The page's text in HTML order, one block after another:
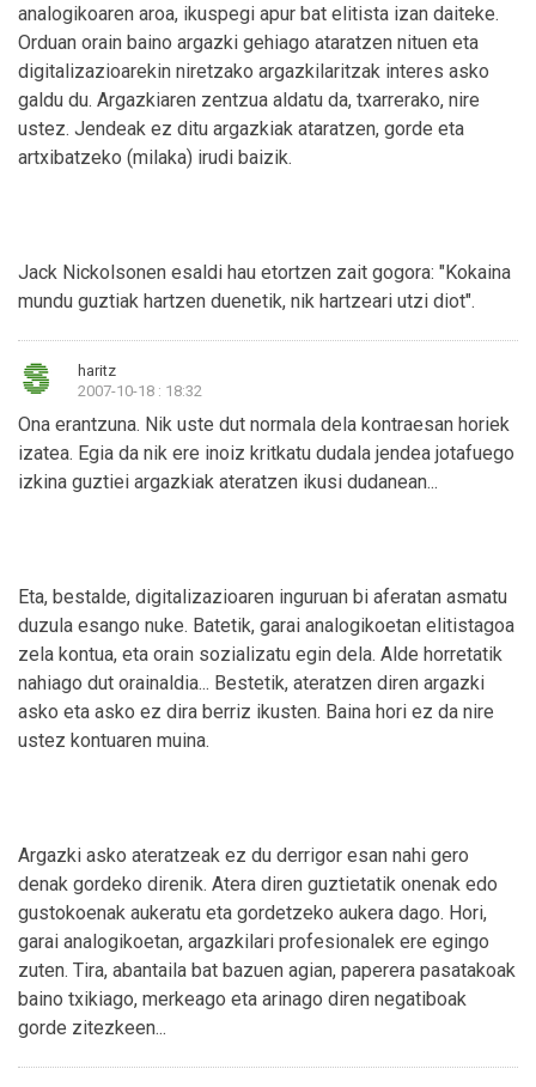
analogikoaren aroa, ikuspegi apur bat elitista izan daiteke.
Orduan orain baino argazki gehiago ataratzen nituen eta
digitalizazioarekin niretzako argazkilaritzak interes asko
galdu du. Argazkiaren zentzua aldatu da, txarrerako, nire
ustez. Jendeak ez ditu argazkiak ataratzen, gorde eta
artxibatzeko (milaka) irudi baizik.
Jack Nickolsonen esaldi hau etortzen zait gogora: "Kokaina
mundu guztiak hartzen duenetik, nik hartzeari utzi diot".
haritz
2007-10-18 : 18:32
Ona erantzuna. Nik uste dut normala dela kontraesan horiek
izatea. Egia da nik ere inoiz kritkatu dudala jendea jotafuego
izkina guztiei argazkiak ateratzen ikusi dudanean...
Eta, bestalde, digitalizazioaren inguruan bi aferatan asmatu
duzula esango nuke. Batetik, garai analogikoetan elitistagoa
zela kontua, eta orain sozializatu egin dela. Alde horretatik
nahiago dut orainaldia... Bestetik, ateratzen diren argazki
asko eta asko ez dira berriz ikusten. Baina hori ez da nire
ustez kontuaren muina.
Argazki asko ateratzeak ez du derrigor esan nahi gero
denak gordeko direnik. Atera diren guztietatik onenak edo
gustokoenak aukeratu eta gordetzeko aukera dago. Hori,
garai analogikoetan, argazkilari profesionalek ere egingo
zuten. Tira, abantaila bat bazuen agian, paperera pasatakoak
baino txikiago, merkeago eta arinago diren negatiboak
gorde zitezkeen...